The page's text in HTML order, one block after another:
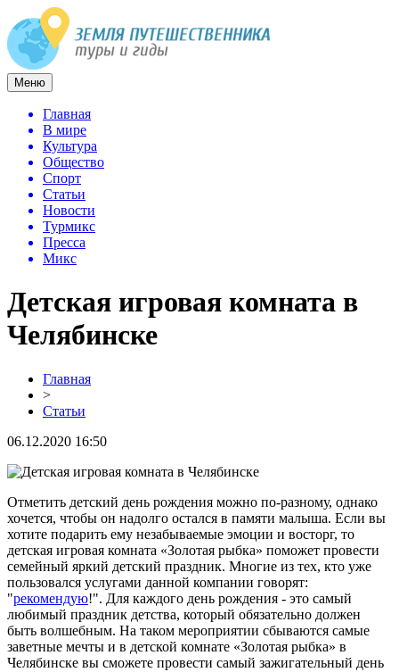
Меню
Главная
В мире
Культура
Общество
Спорт
Статьи
Новости
Турмикс
Пресса
Микс
Детская игровая комната в
Челябинске
Главная
>
Статьи
06.12.2020 16:50
Отметить детский день рождения можно по-разному, однако
хочется, чтобы он надолго остался в памяти малыша. Если вы
хотите подарить ему незабываемые эмоции и восторг, то
детская игровая комната «Золотая рыбка» поможет провести
семейный яркий детский праздник. Многие из тех, кто уже
пользовался услугами данной компании говорят:
"рекомендую!". Для каждого день рождения - это самый
любимый праздник детства, который обязательно должен
быть волшебным. На таком мероприятии сбываются самые
заветные мечты и в детской комнате «Золотая рыбка» в
Челябинске вы сможете провести самый зажигательный день